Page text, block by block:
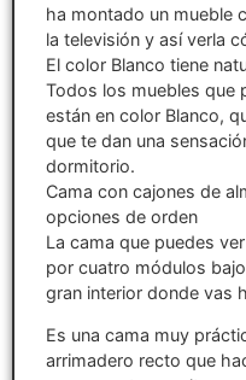
ha montado un mueble
la televisión y así verla
El color Blanco tiene
Todos los muebles que
están en color Blanco,
que te dan una
dormitorio.
Cama con cajones de
opciones de orden
La cama que puedes
por cuatro módulos
gran interior donde vas
Es una cama muy
arrimadero recto que